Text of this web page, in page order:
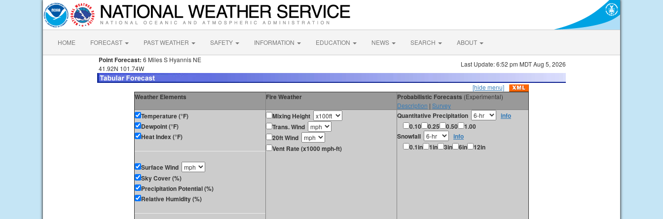
HOME FORECAST PAST WEATHER SAFETY INFORMATION EDUCATION NEWS SEARCH ABOUT
Point Forecast: 6 Miles S Hyannis NE
41.92N 101.74W
Last Update: 6:52 pm MDT Aug 5, 2026
[hide menu]
Weather Elements Fire Weather Probabilistic Forecasts (Experimental)
Description | Survey
Temperature (°F)
Dewpoint (°F)
Heat Index (°F)
Surface Wind
Sky Cover (%)
Precipitation Potential (%)
Relative Humidity (%)
Mixing Height
Trans. Wind
20ft Wind
Vent Rate (x1000 mph-ft)
Quantitative Precipitation
info
0.10
0.25 0.50
1.00
Snowfall
info
0.1in
1in 3in 6in 12in